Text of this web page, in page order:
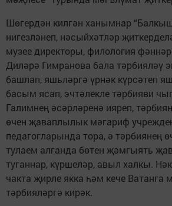
Шөгердән килгән ханымнар
нигезләнеп, нәсыйхәтләр
музее директоры, филология
Диләрә Гимранова бала тәрбияләү
башлап, яшьләргә үрнәк күрсәтеп
басым ясап, эчтәлекле тәрбияви
Галимнең әсәрләренә ияреп,
өчен җаваплылык мәгариф
педагогларында тора, ә тәрбиянең
тулаем алганда бөтен җәмгыять
туганнар, күршеләр, авыл халкы.
чакта җирле якка һәм кече Ватанга
тәрбияләргә кирәк.